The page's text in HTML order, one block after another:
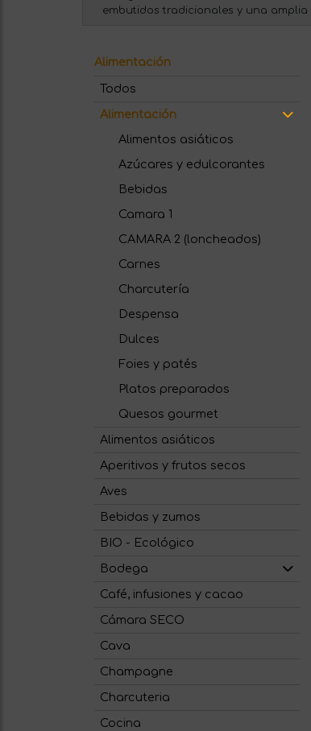
embutidos tradicionales y una
Alimentación
Todos
Alimentación
Alimentos asiáticos
Azúcares y edulcorantes
Bebidas
Camara 1
CAMARA 2 (loncheados)
Carnes
Charcutería
Despensa
Dulces
Foies y patés
Platos preparados
Quesos gourmet
Alimentos asiáticos
Aperitivos y frutos secos
Aves
Bebidas y zumos
BIO - Ecológico
Bodega
Café, infusiones y cacao
Cámara SECO
Cava
Champagne
Charcuteria
Cocina